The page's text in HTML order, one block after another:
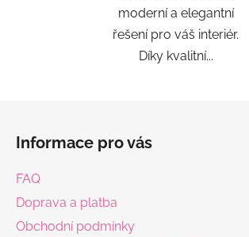
moderní a elegantní
řešení pro váš interiér.
Díky kvalitní...
Informace pro vás
FAQ
Doprava a platba
Obchodní podmínky